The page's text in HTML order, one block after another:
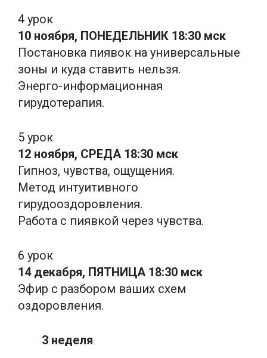
4 урок
10 ноября, ПОНЕДЕЛЬНИК 18:30 мск
Постановка пиявок на универсальные
зоны и куда ставить нельзя.
Энерго-информационная
гирудотерапия.
5 урок
12 ноября, СРЕДА 18:30 мск
Гипноз, чувства, ощущения.
Метод интуитивного
гирудооздоровления.
Работа с пиявкой через чувства.
6 урок
14 декабря, ПЯТНИЦА 18:30 мск
Эфир с разбором ваших схем
оздоровления.
3 неделя